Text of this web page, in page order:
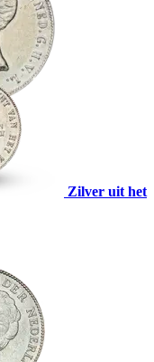
Zilver uit het